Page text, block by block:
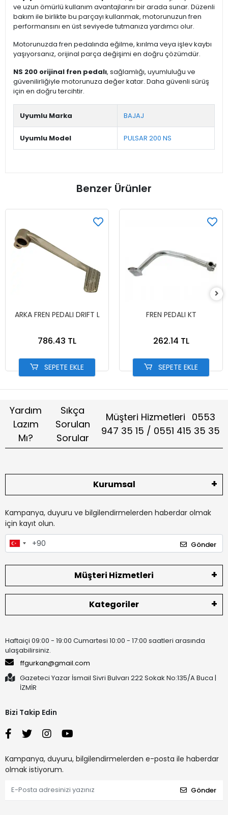
ve uzun ömürlü kullanım avantajlarını bir arada sunar. Düzenli
bakım ile birlikte bu parçayı kullanmak, motorunuzun fren
performansını en üst seviyede tutmanıza yardımcı olur.
Motorunuzda fren pedalında eğilme, kırılma veya işlev kaybı
yaşıyorsanız, orijinal parça değişimi en doğru çözümdür.
NS 200 orijinal fren pedalı, sağlamlığı, uyumluluğu ve
güvenilirliğiyle motorunuza değer katar. Daha güvenli sürüş
için en doğru tercihtir.
Uyumlu Marka BAJAJ
Uyumlu Model PULSAR 200 NS
Benzer Ürünler
ARKA FREN PEDALI DRIFT L
786.43 TL
SEPETE EKLE
FREN PEDALI KT
262.14 TL
SEPETE EKLE
Yardım
Lazım
Mı?
Sıkça
Sorulan
Sorular
Müşteri Hizmetleri 0553
947 35 15 / 0551 415 35 35
Kurumsal
Kampanya, duyuru ve bilgilendirmelerden haberdar olmak
için kayıt olun.
Gönder
Müşteri Hizmetleri
Kategoriler
Haftaiçi 09:00 - 19:00 Cumartesi 10:00 - 17:00 saatleri arasında
ulaşabilirsiniz.
ffgurkan@gmail.com
Gazeteci Yazar İsmail Sivri Bulvarı 222 Sokak No:135/A Buca |
İZMİR
Bizi Takip Edin
Kampanya, duyuru, bilgilendirmelerden e-posta ile haberdar
olmak istiyorum.
Gönder